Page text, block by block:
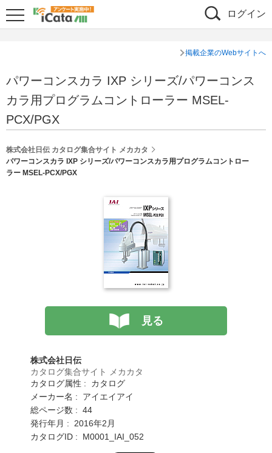
ログイン
掲載企業のWebサイトへ
パワーコンスカラ IXP シリーズ/パワーコンス
カラ用プログラムコントローラー MSEL-
PCX/PGX
株式会社日伝 カタログ集合サイト メカカタ
パワーコンスカラ IXP シリーズ/パワーコンスカラ用プログラムコントロー
ラー MSEL-PCX/PGX
見る
株式会社日伝
カタログ集合サイト メカカタ
カタログ属性 : カタログ
メーカー名 : アイエイアイ
総ページ数 : 44
発行年月 : 2016年2月
カタログID : M0001_IAI_052